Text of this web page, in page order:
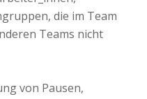
die im Team
Teams nicht
von Pausen,